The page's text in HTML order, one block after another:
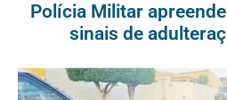
Polícia Militar
sinais de